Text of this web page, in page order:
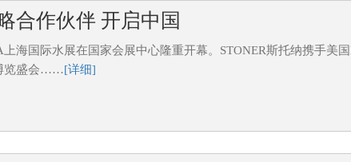
合作伙伴 开启中国
海国际水展在国家会展中心隆重开幕。STONER斯托纳携手美
览盛会……[详细]